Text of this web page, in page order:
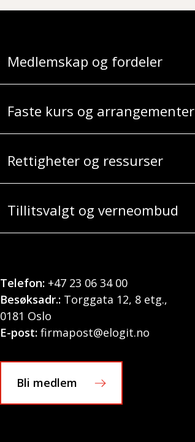
Medlemskap og fordeler
Faste kurs og arrangementer
Rettigheter og ressurser
Tillitsvalgt og verneombud
Telefon:+47 23 06 34 00
Besøksadr.:Torggata 12, 8 etg.,
0181 Oslo
E-post: firmapost@elogit.no
Bli medlem